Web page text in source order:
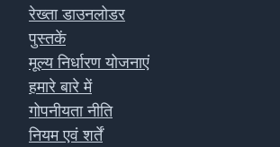
रेख्ता डाउनलोडर
पुस्तकें
मूल्य निर्धारण योजनाएं
हमारे बारे में
गोपनीयता नीति
नियम एवं शर्तें